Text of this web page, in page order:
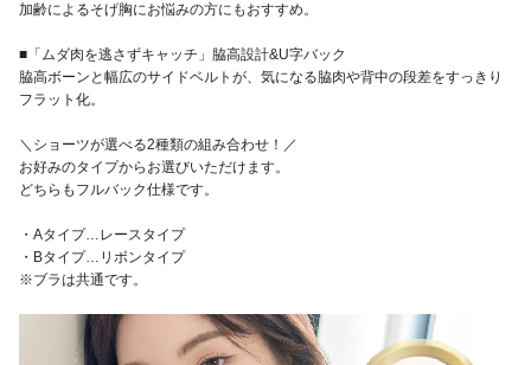
加齢によるそげ胸にお悩みの方にもおすすめ。
■「ムダ肉を逃さずキャッチ」脇高設計&U字バック
脇高ボーンと幅広のサイドベルトが、気になる脇肉や背中の段差をすっきり
フラット化。
＼ショーツが選べる2種類の組み合わせ！／
お好みのタイプからお選びいただけます。
どちらもフルバック仕様です。
・Aタイプ…レースタイプ
・Bタイプ…リボンタイプ
※ブラは共通です。